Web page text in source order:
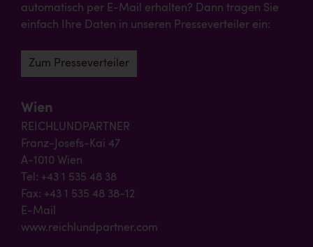
automatisch per E-Mail erhalten? Dann tragen Sie
einfach Ihre Daten in unseren Presseverteiler ein:
Zum Presseverteiler
Wien
REICHLUNDPARTNER
Franz-Josefs-Kai 47
A-1010 Wien
Tel: +43 1 535 48 38
Fax: +43 1 535 48 38-12
E-Mail
www.reichlundpartner.com